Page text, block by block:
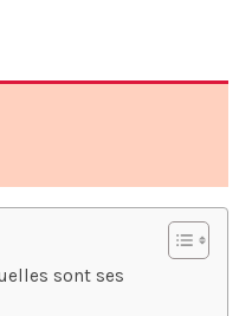
sont ses